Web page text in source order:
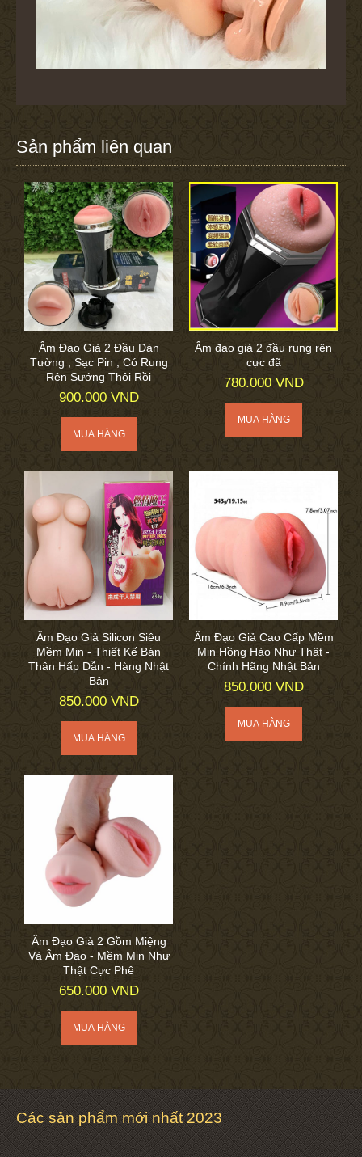
Sản phẩm liên quan
Âm Đạo Giả 2 Đầu Dán
Tường , Sạc Pin , Có Rung
Rên Sướng Thôi Rồi
900.000 VND
Âm đạo giả 2 đầu rung rên
cực đã
780.000 VND
Âm Đạo Giả Silicon Siêu
Mềm Mịn - Thiết Kế Bán
Thân Hấp Dẫn - Hàng Nhật
Bản
850.000 VND
Âm Đạo Giả Cao Cấp Mềm
Mịn Hồng Hào Như Thật -
Chính Hãng Nhật Bản
850.000 VND
Âm Đạo Giả 2 Gồm Miệng
Và Âm Đạo - Mềm Mịn Như
Thật Cực Phê
650.000 VND
Các sản phẩm mới nhất 2023